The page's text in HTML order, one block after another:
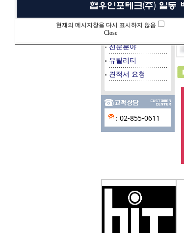
멀티미디어
데이타베이스
시스템/서버
전문분야
유틸리티
견적서 요청
: 02-855-0611
현재의 메시지창을 다시 표시하지 않음
Close